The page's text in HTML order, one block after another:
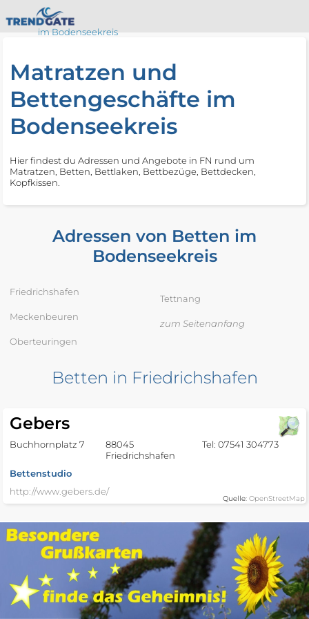
im Bodenseekreis
Matratzen und
Bettengeschäfte im
Bodenseekreis
Hier findest du Adressen und Angebote in FN rund um
Matratzen, Betten, Bettlaken, Bettbezüge, Bettdecken,
Kopfkissen.
Adressen von Betten im
Bodenseekreis
Friedrichshafen
Meckenbeuren
Oberteuringen
Tettnang
zum Seitenanfang
Betten in Friedrichshafen
Gebers
Buchhornplatz 7
88045
Friedrichshafen
Tel: 07541 304773
Bettenstudio
http://www.gebers.de/
Quelle: OpenStreetMap
Matratzen Concord
Paulinenstraße 57
88046
Friedrichshafen
Tel: 07541 373464
Bettenstudio
https://www.matratzen-